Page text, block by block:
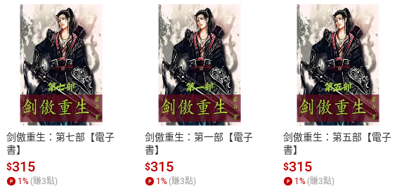
付款方式
ATM轉帳、信用卡、LINE PAY、AFTEE
退換貨規範
本店是否提供消費者保護法七日猶
之權利，遽消費者保護法及通訊交
除權合理例外情事適用準則，依商
質各有不同規定。詳細退換貨說明
照各商品說明。
剑傲重生：第七部【電子
書】
$315
1% (賺3點)
剑傲重生：第一部【電子
書】
$315
1% (賺3點)
剑傲重生：第五部【電子
書】
$315
1% (賺3點)